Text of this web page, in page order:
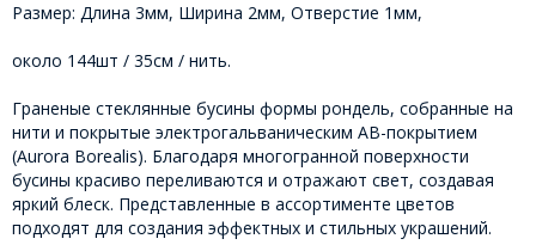
Размер: Длина 3мм, Ширина 2мм, Отверстие 1мм,
около 144шт / 35см / нить.
Граненые стеклянные бусины формы рондель, собранные на
нити и покрытые электрогальваническим AB-покрытием
(Aurora Borealis). Благодаря многогранной поверхности
бусины красиво переливаются и отражают свет, создавая
яркий блеск. Представленные в ассортименте цветов
подходят для создания эффектных и стильных украшений.